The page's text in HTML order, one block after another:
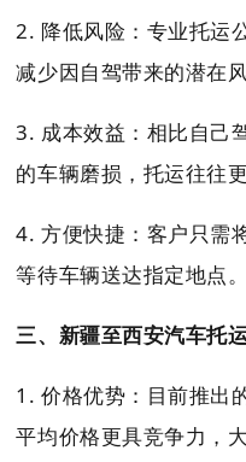
2. 降低风险：专业托运
减少因自驾带来的潜在风
3. 成本效益：相比自己
的车辆磨损，托运往往更
4. 方便快捷：客户只需
等待车辆送达指定地点。
三、新疆至西安汽车托
1. 价格优势：目前推出
平均价格更具竞争力，